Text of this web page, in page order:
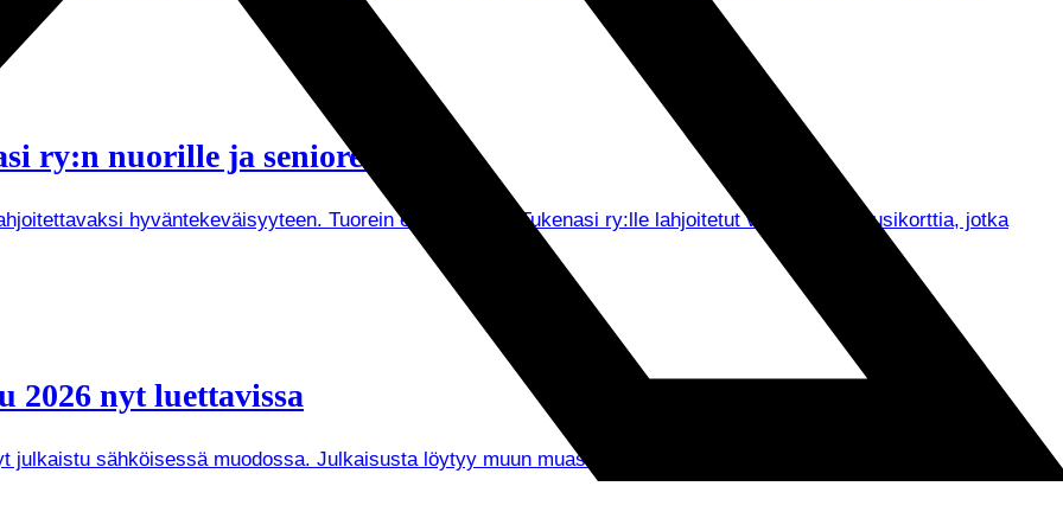
ry:n nuorille ja senioreille
hyväntekeväisyyteen. Tuorein esimerkki on Tukenasi ry:lle lahjoitetut viisi Tepsin kausikorttia, jotka
nyt luettavissa
sähköisessä muodossa. Julkaisusta löytyy muun muassa seurajohdon tervehdykset ja ennen kaikkea